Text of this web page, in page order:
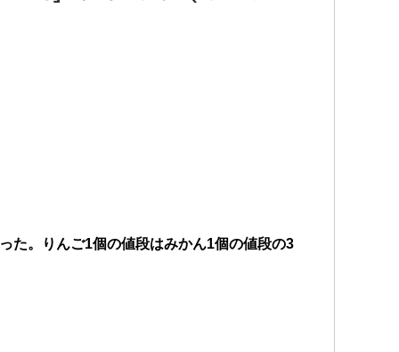
た。りんご1個の値段はみかん1個の値段の3